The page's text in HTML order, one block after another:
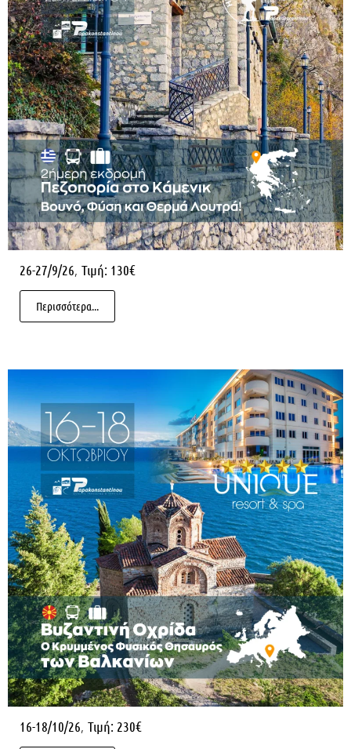
26-27/9/26, Τιμή: 130€
Περισσότερα...
16-18/10/26, Τιμή: 230€